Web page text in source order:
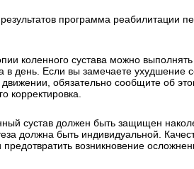
программа реабилитации
коленного сустава можно
в день. Если вы замечаете ухудшение
движении, обязательно сообщите об
корректировка.
сустав должен быть защищен
должна быть индивидуальной.
возникновение